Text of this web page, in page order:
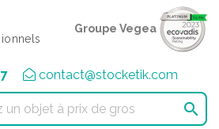
Groupe Vegea
contact@stocketik.com
